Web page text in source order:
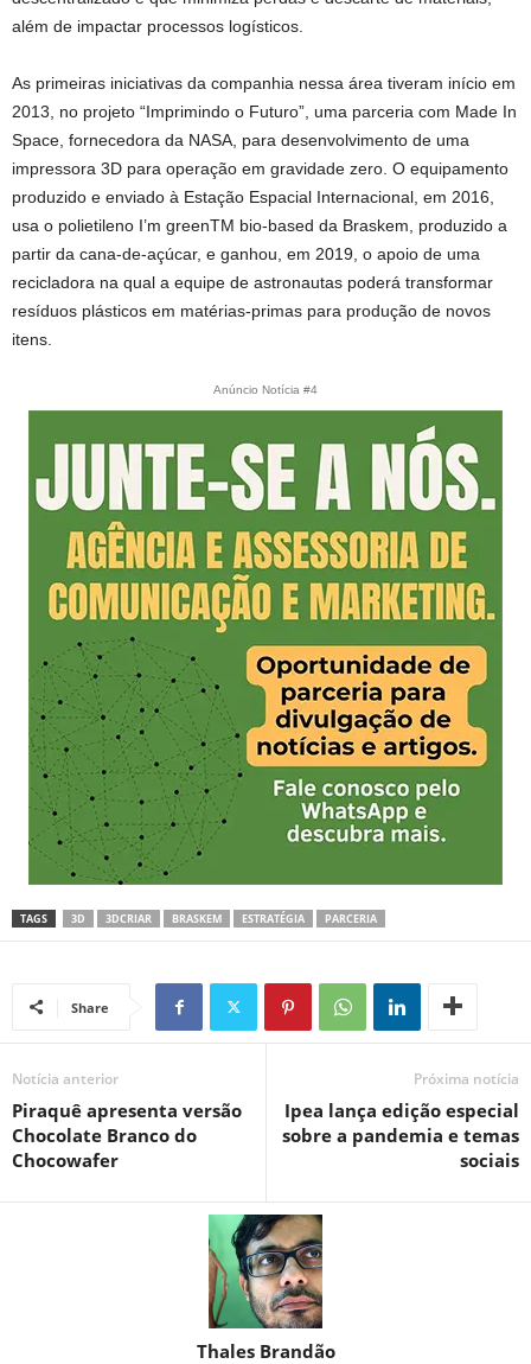
além de impactar processos logísticos.
As primeiras iniciativas da companhia nessa área tiveram início em
2013, no projeto “Imprimindo o Futuro”, uma parceria com Made In
Space, fornecedora da NASA, para desenvolvimento de uma
impressora 3D para operação em gravidade zero. O equipamento
produzido e enviado à Estação Espacial Internacional, em 2016,
usa o polietileno I’m greenTM bio-based da Braskem, produzido a
partir da cana-de-açúcar, e ganhou, em 2019, o apoio de uma
recicladora na qual a equipe de astronautas poderá transformar
resíduos plásticos em matérias-primas para produção de novos
itens.
Anúncio Notícia #4
TAGS 3D 3DCRIAR BRASKEM ESTRATÉGIA PARCERIA
Share
Notícia anterior
Piraquê apresenta versão
Chocolate Branco do
Chocowafer
Próxima notícia
Ipea lança edição especial
sobre a pandemia e temas
sociais
Thales Brandão